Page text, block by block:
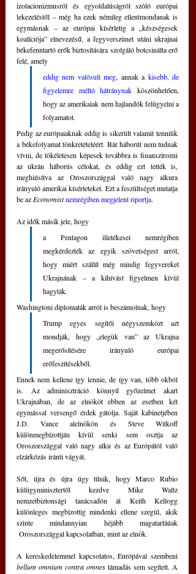
izolacionizmusról és egyoldalúságról szóló európai
lekezeléstől – még ha ezek némileg ellentmondanak is
egymásnak – az európai kísérletig a „készségesek
koalíciója” elnevezésű, a fegyverszünet utáni ukrajnai
békefenntartó erők biztosítására szolgáló botcsinálta erő
felé, amely
eddig nem valósult meg, annak a kisebb, de
figyelemre méltó hátránynak köszönhetően,
hogy az amerikaiak nem hajlandók felügyelni a
folyamatot.
Pedig az európaiaknak eddig is sikerült valamit tenniük
a békefolyamat tönkretételéért. Bár háborút nem tudnak
vívni, de tökéletesen képesek továbbra is finanszírozni
az ukrán háborús célokat, és eddig ezt tették is,
meghiúsítva az Oroszországgal való nagy alkura
irányuló amerikai kísérleteket. Ezt a feszültséget mutatja
be az Economist nemrégiben megjelent riportja.
Az idők másik jele, hogy
a Pentagon illetékesei nemrégiben
megkérdezték az egyik szövetségest arról,
hogy miért szállít még mindig fegyvereket
Ukrajnának – a kihívást figyelmen kívül
hagyták.
Washingtoni diplomaták arról is beszámolnak, hogy
Trump egyes segítői négyszemközt azt
mondják, hogy „elegük van” az Ukrajna
megerősítésére irányuló európai
erőfeszítésekből.
Ennek nem kellene így lennie, de így van, több okból
is. Az adminisztráció könnyű győzelmet akart
Ukrajnában, de az elnököt ebben az esetben két
egymással versengő érdek gátolja. Saját kabinetjében
J.D. Vance alelnökön és Steve Witkoff
különmegbízottján kívül senki sem osztja az
Oroszországgal való nagy alku és az Európától való
elzárkózás iránti vágyát.
Sőt, újra és újra úgy tűnik, hogy Marco Rubio
külügyminisztertől kezdve Mike Waltz
nemzetbiztonsági tanácsadón át Keith Kellogg
különleges megbízottig mindenki ellene szegül, akik
szinte mindannyian héjább magatartáúak
Oroszországgal kapcsolatban, mint az elnök.
bellum omnium contra omnes támadás sem segített. A